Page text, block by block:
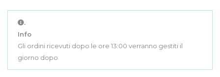
.
Info
Gli ordini ricevuti dopo le ore 13:00 verranno gestiti il
giorno dopo